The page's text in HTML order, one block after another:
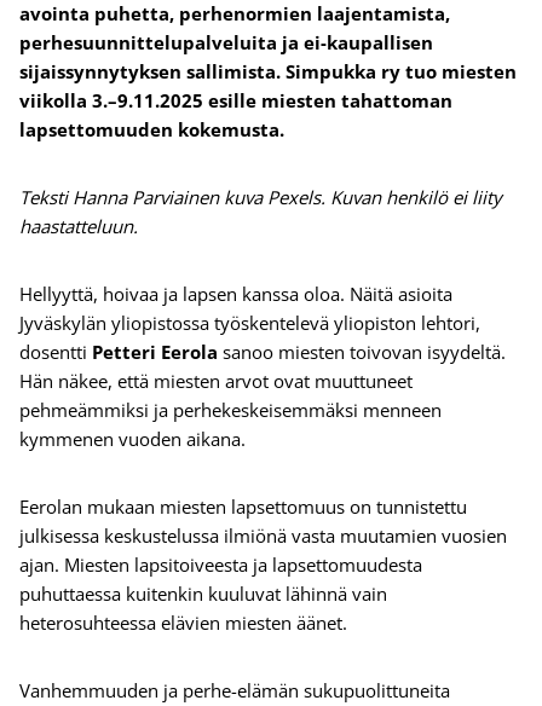
avointa puhetta, perhenormien laajentamista,
perhesuunnittelupalveluita ja ei-kaupallisen
sijaissynnytyksen sallimista. Simpukka ry tuo miesten
viikolla 3.–9.11.2025 esille miesten tahattoman
lapsettomuuden kokemusta.
Teksti Hanna Parviainen kuva Pexels. Kuvan henkilö ei liity
haastatteluun.
Hellyyttä, hoivaa ja lapsen kanssa oloa. Näitä asioita
Jyväskylän yliopistossa työskentelevä yliopiston lehtori,
dosentti Petteri Eerola sanoo miesten toivovan isyydeltä.
Hän näkee, että miesten arvot ovat muuttuneet
pehmeämmiksi ja perhekeskeisemmäksi menneen
kymmenen vuoden aikana.
Eerolan mukaan miesten lapsettomuus on tunnistettu
julkisessa keskustelussa ilmiönä vasta muutamien vuosien
ajan. Miesten lapsitoiveesta ja lapsettomuudesta
puhuttaessa kuitenkin kuuluvat lähinnä vain
heterosuhteessa elävien miesten äänet.
Vanhemmuuden ja perhe-elämän sukupuolittuneita